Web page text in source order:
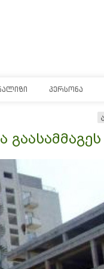
ᲞᲔᲠᲡᲝᲜᲐ
გაასამმაგეს